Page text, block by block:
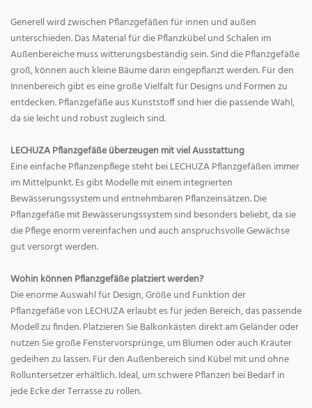
Generell wird zwischen Pflanzgefäßen für innen und außen
unterschieden. Das Material für die Pflanzkübel und Schalen im
Außenbereiche muss witterungsbeständig sein. Sind die Pflanzgefäße
groß, können auch kleine Bäume darin eingepflanzt werden. Für den
Innenbereich gibt es eine große Vielfalt für Designs und Formen zu
entdecken. Pflanzgefäße aus Kunststoff sind hier die passende Wahl,
da sie leicht und robust zugleich sind.
LECHUZA Pflanzgefäße überzeugen mit viel Ausstattung
Eine einfache Pflanzenpflege steht bei LECHUZA Pflanzgefäßen immer
im Mittelpunkt. Es gibt Modelle mit einem integrierten
Bewässerungssystem und entnehmbaren Pflanzeinsätzen. Die
Pflanzgefäße mit Bewässerungssystem sind besonders beliebt, da sie
die Pflege enorm vereinfachen und auch anspruchsvolle Gewächse
gut versorgt werden.
Wohin können Pflanzgefäße platziert werden?
Die enorme Auswahl für Design, Größe und Funktion der
Pflanzgefäße von LECHUZA erlaubt es für jeden Bereich, das passende
Modell zu finden. Platzieren Sie Balkonkästen direkt am Geländer oder
nutzen Sie große Fenstervorsprünge, um Blumen oder auch Kräuter
gedeihen zu lassen. Für den Außenbereich sind Kübel mit und ohne
Rolluntersetzer erhältlich. Ideal, um schwere Pflanzen bei Bedarf in
jede Ecke der Terrasse zu rollen.